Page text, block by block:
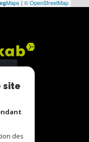
Maps | © OpenStreetMap
site
des